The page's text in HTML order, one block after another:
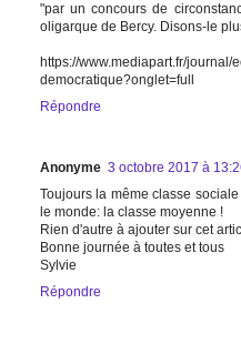
"par un concours de
oligarque de Bercy. Disons-le
https://www.mediapart.fr/
democratique?onglet=full
Répondre
Anonyme 3 octobre 2017 à
Toujours la même classe
le monde: la classe moyenne !
Rien d'autre à ajouter sur cet
Bonne journée à toutes et tous
Sylvie
Répondre